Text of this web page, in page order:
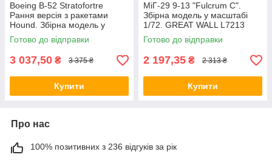
Boeing B-52 Stratofortre
Рання версія з ракетами
Hound. Збірна модель у
масштабі 1/72. ITALERI 1451
Готово до відправки
3 037,50 ₴ 3 375 ₴
Купити
МіГ-29 9-13 "Fulcrum C".
Збірна модель у масштабі
1/72. GREAT WALL L7213
Готово до відправки
2 197,35 ₴ 2 313 ₴
Купити
Про нас
100% позитивних з 236 відгуків за рік